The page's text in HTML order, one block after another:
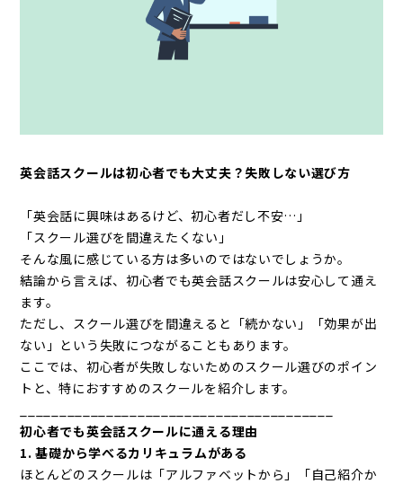
英会話スクールは初心者でも大丈夫？失敗しない選び方
「英会話に興味はあるけど、初心者だし不安…」
「スクール選びを間違えたくない」
そんな風に感じている方は多いのではないでしょうか。
結論から言えば、初心者でも英会話スクールは安心して通え
ます。
ただし、スクール選びを間違えると「続かない」「効果が出
ない」という失敗につながることもあります。
ここでは、初心者が失敗しないためのスクール選びのポイン
トと、特におすすめのスクールを紹介します。
初心者でも英会話スクールに通える理由
1. 基礎から学べるカリキュラムがある
ほとんどのスクールは「アルファベットから」「自己紹介か